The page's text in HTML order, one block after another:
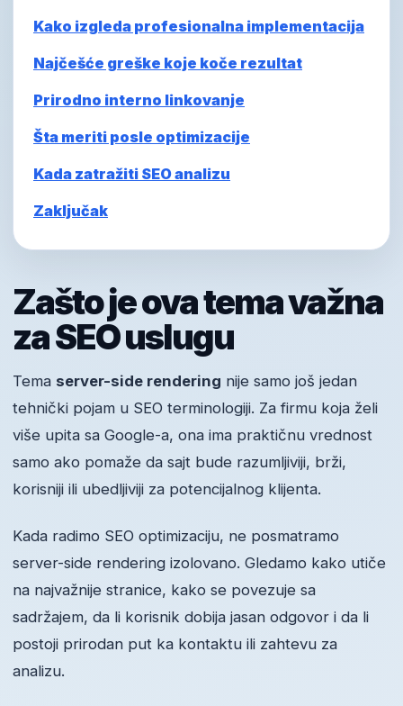
Kako izgleda profesionalna implementacija
Najčešće greške koje koče rezultat
Prirodno interno linkovanje
Šta meriti posle optimizacije
Kada zatražiti SEO analizu
Zaključak
Zašto je ova tema važna
za SEO uslugu
Tema server-side rendering nije samo još jedan
tehnički pojam u SEO terminologiji. Za firmu koja želi
više upita sa Google-a, ona ima praktičnu vrednost
samo ako pomaže da sajt bude razumljiviji, brži,
korisniji ili ubedljiviji za potencijalnog klijenta.
Kada radimo SEO optimizaciju, ne posmatramo
server-side rendering izolovano. Gledamo kako utiče
na najvažnije stranice, kako se povezuje sa
sadržajem, da li korisnik dobija jasan odgovor i da li
postoji prirodan put ka kontaktu ili zahtevu za
analizu.